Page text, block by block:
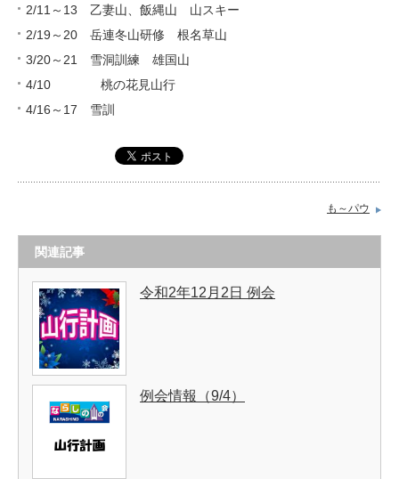
2/11～13 乙妻山、飯縄山 山スキー
2/19～20 岳連冬山研修 根名草山
3/20～21 雪洞訓練 雄国山
4/10 桃の花見山行
4/16～17 雪訓
も～パウ
関連記事
令和2年12月2日 例会
例会情報（9/4）